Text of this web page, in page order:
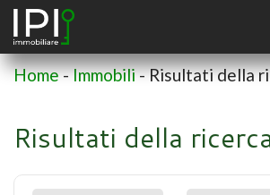
Home-Immobili-Risultati della
Risultati della